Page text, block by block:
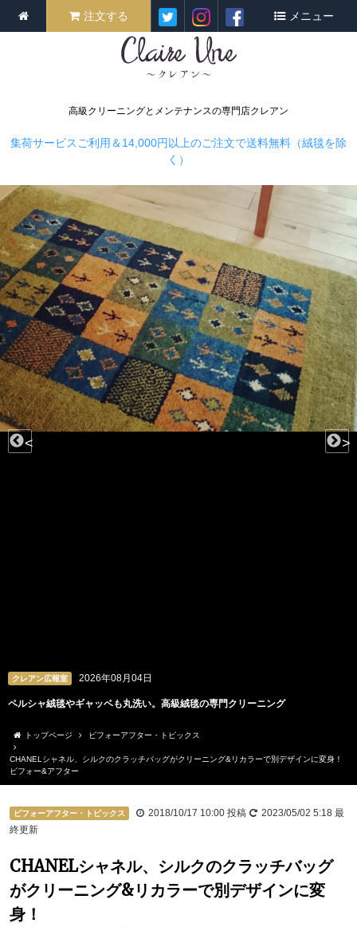
高級クリーニングとメンテナンスの専門店クレアン
注文する メニュー
集荷サービスご利用＆14,000円以上のご注文で送料無料（絨毯を除
く）
クレアン広報室 2026年08月04日
ペルシャ絨毯やギャッベも丸洗い。高級絨毯の専門クリーニング
< >
トップページ ビフォーアフター・トピックス
CHANELシャネル、シルクのクラッチバッグがクリーニング&リカラーで別デザインに変身！
ビフォー&アフター
ビフォーアフター・トピックス 2018/10/17 10:00 投稿 2023/05/02 5:18 最
終更新
CHANELシャネル、シルクのクラッチバッグ
がクリーニング&リカラーで別デザインに変
身！